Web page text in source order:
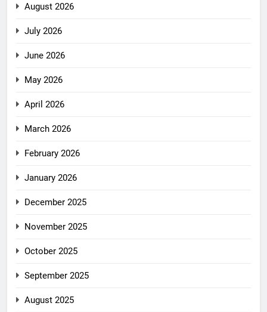
August 2026
July 2026
June 2026
May 2026
April 2026
March 2026
February 2026
January 2026
December 2025
November 2025
October 2025
September 2025
August 2025